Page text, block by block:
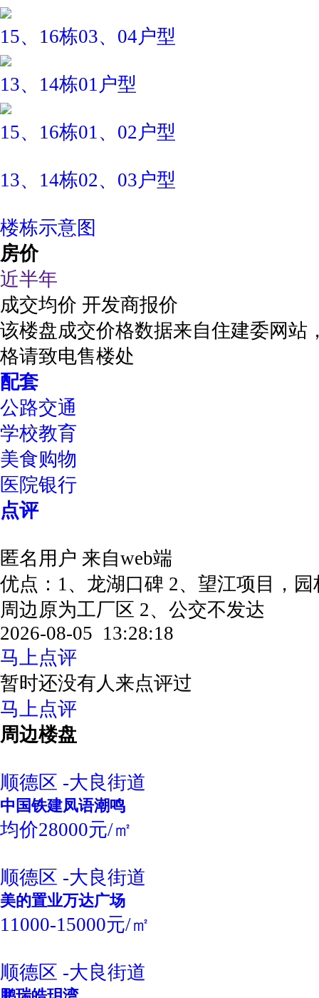
15、16栋03、04户型
13、14栋01户型
15、16栋01、02户型
13、14栋02、03户型
楼栋示意图
房价
近半年
成交均价 开发商报价
该楼盘成交价格数据来自住建委网站
格请致电售楼处
配套
公路交通
学校教育
美食购物
医院银行
点评
匿名用户 来自web端
优点：1、龙湖口碑 2、望江项目，
周边原为工厂区 2、公交不发达
2026-08-05 13:28:18
马上点评
暂时还没有人来点评过
马上点评
周边楼盘
顺德区 -大良街道
中国铁建凤语潮鸣
均价28000元/㎡
顺德区 -大良街道
美的置业万达广场
11000-15000元/㎡
顺德区 -大良街道